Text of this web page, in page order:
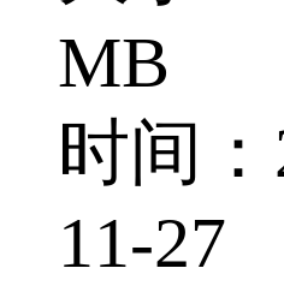
MB
时间
11-27